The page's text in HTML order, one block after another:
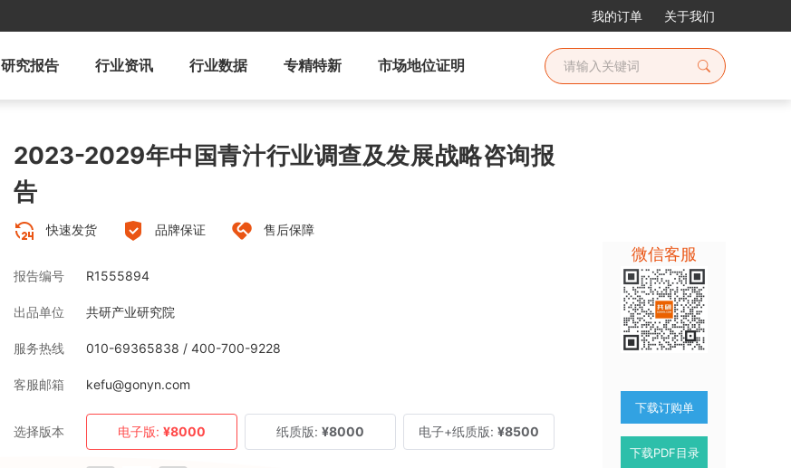
我的订单 关于我们
研究报告 行业资讯 行业数据 专精特新 市场地位证明
2023-2029年中国青汁行业调查及发展战略咨询报
告
快速发货 品牌保证 售后保障
报告编号 R1555894
出品单位 共研产业研究院
服务热线 010-69365838 / 400-700-9228
客服邮箱 kefu@gonyn.com
选择版本 电子版: ¥8000 纸质版: ¥8000 电子+纸质版: ¥8500
微信客服
下载订购单
下载PDF目录